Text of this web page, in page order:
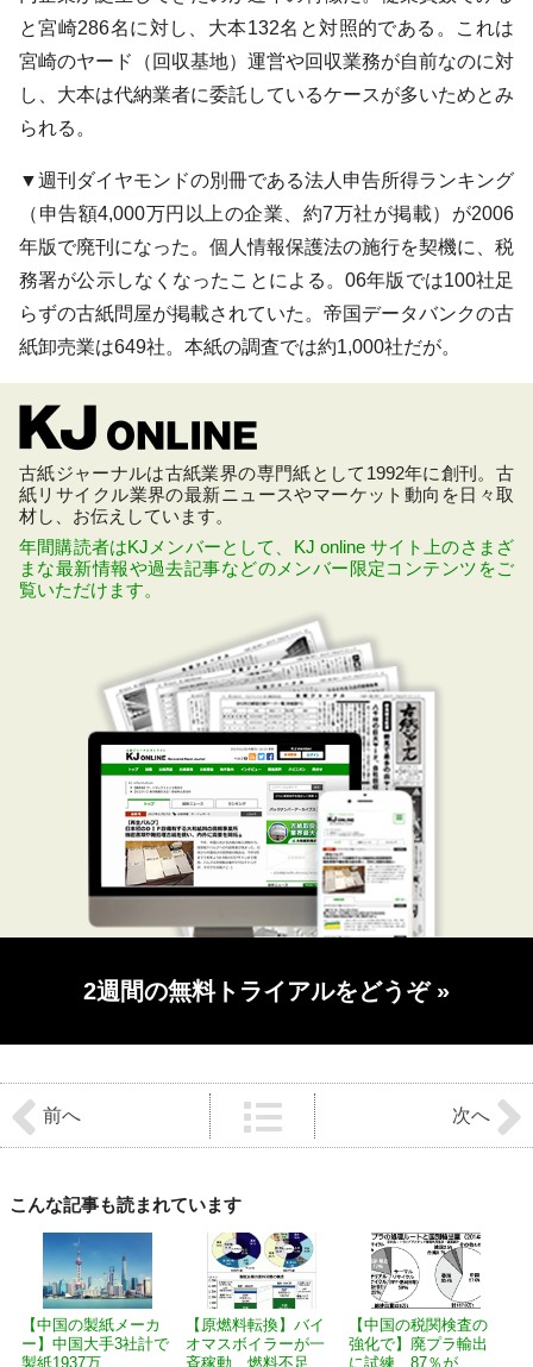
と宮崎286名に対し、大本132名と対照的である。これは
宮崎のヤード（回収基地）運営や回収業務が自前なのに対
し、大本は代納業者に委託しているケースが多いためとみ
られる。
▼週刊ダイヤモンドの別冊である法人申告所得ランキング
（申告額4,000万円以上の企業、約7万社が掲載）が2006
年版で廃刊になった。個人情報保護法の施行を契機に、税
務署が公示しなくなったことによる。06年版では100社足
らずの古紙問屋が掲載されていた。帝国データバンクの古
紙卸売業は649社。本紙の調査では約1,000社だが。
古紙ジャーナルは古紙業界の専門紙として1992年に創刊。古
紙リサイクル業界の最新ニュースやマーケット動向を日々取
材し、お伝えしています。
年間購読者はKJメンバーとして、KJ online サイト上のさまざ
まな最新情報や過去記事などのメンバー限定コンテンツをご
覧いただけます。
2週間の無料トライアルをどうぞ »
後
の
記
の
前へ 次へ
こんな記事も読まれています
【中国の製紙メーカ
ー】中国大手3社計で
製紙1937万...
【原燃料転換】バイ
オマスボイラーが一
斉稼動、燃料不足...
【中国の税関検査の
強化で】廃プラ輸出
に試練、87％が...